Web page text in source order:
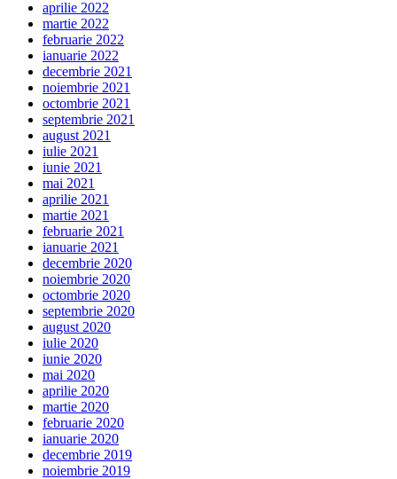
aprilie 2022
martie 2022
februarie 2022
ianuarie 2022
decembrie 2021
noiembrie 2021
octombrie 2021
septembrie 2021
august 2021
iulie 2021
iunie 2021
mai 2021
aprilie 2021
martie 2021
februarie 2021
ianuarie 2021
decembrie 2020
noiembrie 2020
octombrie 2020
septembrie 2020
august 2020
iulie 2020
iunie 2020
mai 2020
aprilie 2020
martie 2020
februarie 2020
ianuarie 2020
decembrie 2019
noiembrie 2019